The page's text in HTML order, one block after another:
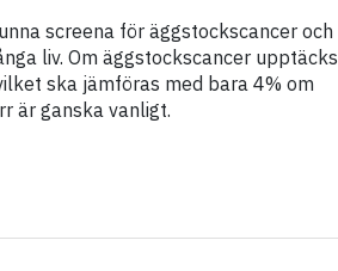
screena för äggstockscancer och
liv. Om äggstockscancer upptäcks
ska jämföras med bara 4% om
är ganska vanligt.